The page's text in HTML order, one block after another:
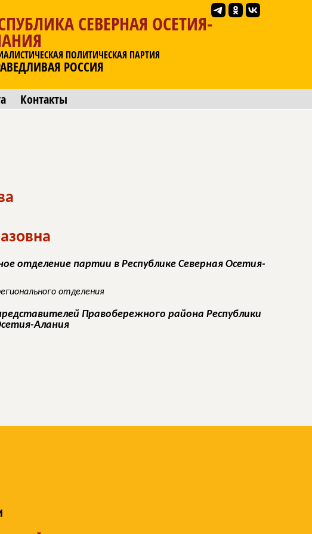
СЕВЕРНАЯ ОСЕТИЯ-
ПОЛИТИЧЕСКАЯ ПАРТИЯ
РОССИЯ
Контакты
отделение партии в Республике Северная Осетия-
отделения
Правобережного района Республики
Алания